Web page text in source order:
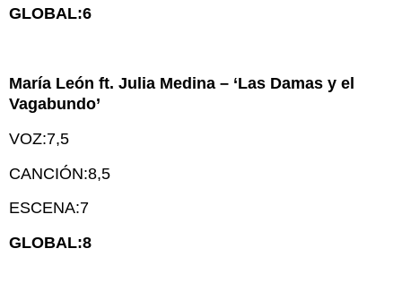
GLOBAL:6
María León ft. Julia Medina – ‘Las Damas y el
Vagabundo’
VOZ:7,5
CANCIÓN:8,5
ESCENA:7
GLOBAL:8